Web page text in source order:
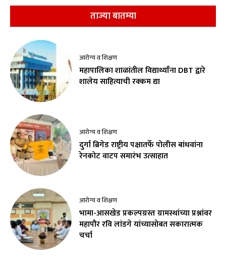
ताज्या बातम्या
आरोग्य व शिक्षण
महापालिका शाळांतील विद्यार्थ्यांना DBT द्वारे
शालेय साहित्याची रक्कम द्या
आरोग्य व शिक्षण
दुर्गा ब्रिगेड राष्ट्रीय पक्षातर्फे पोलीस बांधवांना
रेनकोट वाटप समारंभ उत्साहात
आरोग्य व शिक्षण
भामा-आसखेड प्रकल्पग्रस्त ग्रामस्थांच्या प्रश्नांवर
महापौर रवि लांडगे यांच्यासोबत सकारात्मक
चर्चा